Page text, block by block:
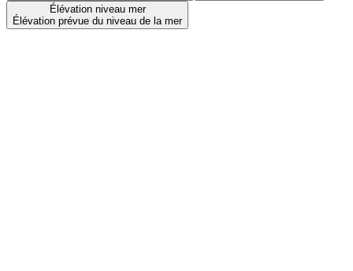
Élévation niveau mer
Élévation prévue du niveau de la mer